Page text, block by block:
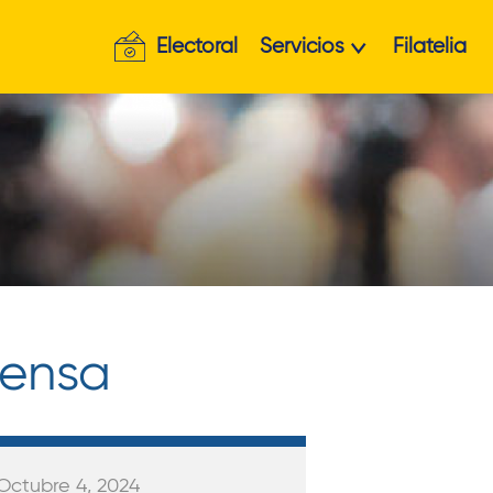
Electoral Servicios Filatelia
4, 2024